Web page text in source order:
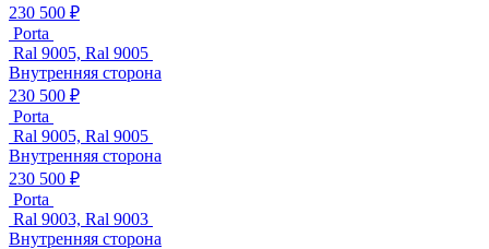
230 500 ₽
Porta
Ral 9005, Ral 9005
Внутренняя сторона
230 500 ₽
Porta
Ral 9005, Ral 9005
Внутренняя сторона
230 500 ₽
Porta
Ral 9003, Ral 9003
Внутренняя сторона